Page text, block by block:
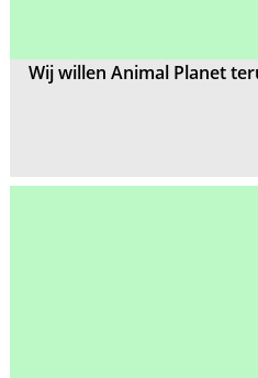
Wij willen Animal Planet